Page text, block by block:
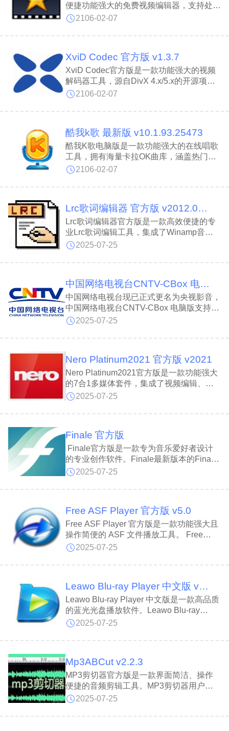
流畅度，增强画质。
便捷功能强大的免费视频编辑器，支持处理
多种媒体文件，包括视频、音频和图片，并
观。VideoPad Video Editor软件集成了
具扩展功能。VideoPad Video Editor高效
可靠，是视频编辑领域的实用工具。
2106-02-07
XviD Codec 官方版 v1.3.7
XviD Codec官方版是一款功能强大的视频
解码器工具，源自DivX 4.x/5.x的开源项
目，专为播放XviD格式视频而设计。XviD
供流畅的观影体验，避免画质下降。此外，
不影响视频质量的情况下显著减小文件体
积，帮助用户节省硬盘存储空间。
2106-02-07
酷我k歌 最新版 v10.1.93.25473
酷我K歌电脑版是一款功能强大的在线唱歌
工具，拥有海量卡拉OK曲库，涵盖热门歌
曲与经典老歌，满足用户多样化的演唱需
评分功能，帮助用户实时调整演唱技巧，提
点唱榜单，让用户随时掌握流行趋势，足不
出户即可享受媲美KTV的疯狂K歌体验。
2106-02-07
Lrc歌词编辑器 官方版 v2012.02.08.0
Lrc歌词编辑器官方版是一款高效便捷的专
业Lrc歌词编辑工具，集成了Winamp音乐
播放功能，方便用户在编辑歌词时实时试听
ID3(LRC)、TXT、SRT等多种歌词格式的
文件。Lrc歌词编辑器还支持将歌词嵌入到
MP3/WMA音频文件中，实现歌词与音频的
一体化存储。
2025-07-25
中国网络电视台CNTV-CBox 电脑版v6.0.3.1
中国网络电视台现已正式更名为央视影音，
中国网络电视台CNTV-CBox 电脑版支持多
路直播，内容覆盖央视及各大省市卫视频
动画等丰富点播资源。中国网络电视台
力于为用户带来优质畅快的视听享受。
2025-07-25
Nero Platinum2021 官方版 v2021
Nero Platinum2021官方版是一款功能强大
的7合1多媒体套件，集成了视频编辑、刻
录、转换、加密、压缩、流式传输、翻录等
内置顶级的视频和音频编辑功能，支持用户
Nero Platinum 2021操作界面友好，功能丰
富且高效，能为多媒体处理与内容创作提供
全面支持。
2025-07-25
Finale 官方版
Finale官方版是一款专为音乐爱好者设计
的专业创作软件。Finale最新版本的Finale
采用了全新UI界面，优化了歌词输入与排版
打击乐播放效果，整体操作更加便捷流畅。
作特性，新手也能快速上手，让用户能够尽
情投入乐谱创作。
2025-07-25
Free ASF Player 官方版 v5.0
Free ASF Player 官方版是一款功能强大且
操作简便的 ASF 文件播放工具。 Free
ASF Player支持流畅播放 ASF 格式视频，
便捷。此外，Free ASF Player 官方版还兼
IPOD 和 WMV，满足用户多样的播放需
求。
2025-07-25
Leawo Blu-ray Player 中文版 v3.0.0.1
Leawo Blu-ray Player 中文版是一款高品质
的蓝光光盘播放软件。Leawo Blu-ray
Player 由于普通影碟机通常无法直接播放
器支持。Leawo Blu-ray Player 采用类似
Windows 8 操作系统。
2025-07-25
Mp3ABCut v2.2.3
MP3剪切器官方版是一款界面简洁、操作
便捷的音频剪辑工具。MP3剪切器用户可
通过该软件轻松从MP3音乐或歌曲文件中
等。MP3剪切器支持精准剪切，操作简
2025-07-25